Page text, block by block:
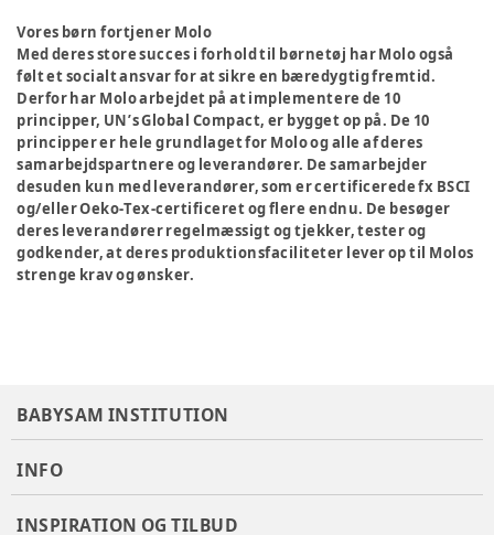
Vores børn fortjener Molo
Med deres store succes i forhold til børnetøj har Molo også
følt et socialt ansvar for at sikre en bæredygtig fremtid.
Derfor har Molo arbejdet på at implementere de 10
principper, UN’s Global Compact, er bygget op på. De 10
principper er hele grundlaget for Molo og alle af deres
samarbejdspartnere og leverandører. De samarbejder
desuden kun med leverandører, som er certificerede fx BSCI
og/eller Oeko-Tex-certificeret og flere endnu. De besøger
deres leverandører regelmæssigt og tjekker, tester og
godkender, at deres produktionsfaciliteter lever op til Molos
strenge krav og ønsker.
BABYSAM INSTITUTION
INFO
INSPIRATION OG TILBUD